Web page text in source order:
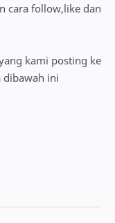
cara follow,like dan
kami posting ke
dibawah ini